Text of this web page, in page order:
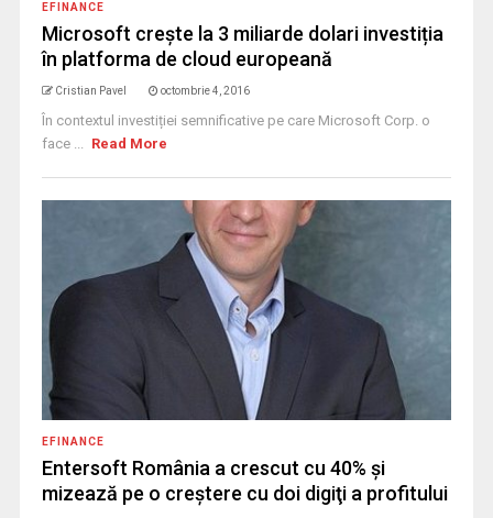
EFINANCE
Microsoft crește la 3 miliarde dolari investiția
în platforma de cloud europeană
Cristian Pavel octombrie 4, 2016
În contextul investiției semnificative pe care Microsoft Corp. o
face ... Read More
EFINANCE
Entersoft România a crescut cu 40% şi
mizează pe o creştere cu doi digiţi a profitului